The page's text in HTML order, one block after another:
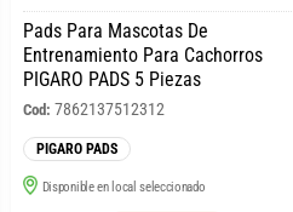
Pads Para Mascotas De
Entrenamiento Para Cachorros
PIGARO PADS 5 Piezas
Cod: 7862137512312
PIGARO PADS
Disponible en local seleccionado